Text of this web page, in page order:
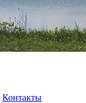
Контакты